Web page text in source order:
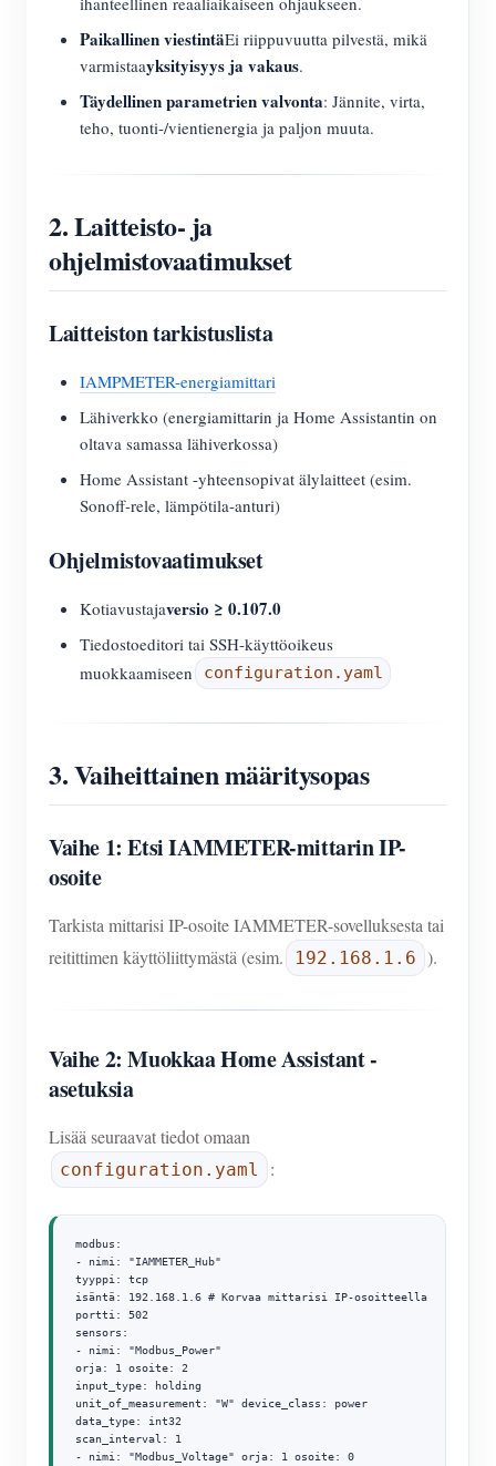
Paikallinen viestintäEi riippuvuutta pilvestä, mikä
varmistaayksityisyys ja vakaus.
Täydellinen parametrien valvonta: Jännite, virta,
teho, tuonti-/vientienergia ja paljon muuta.
2. Laitteisto- ja
ohjelmistovaatimukset
Laitteiston tarkistuslista
IAMPMETER-energiamittari
Lähiverkko (energiamittarin ja Home Assistantin on
oltava samassa lähiverkossa)
Home Assistant -yhteensopivat älylaitteet (esim.
Sonoff-rele, lämpötila-anturi)
Ohjelmistovaatimukset
Kotiavustajaversio ≥ 0.107.0
Tiedostoeditori tai SSH-käyttöoikeus
muokkaamiseen
configuration.yaml
3. Vaiheittainen määritysopas
Vaihe 1: Etsi IAMMETER-mittarin IP-
osoite
Tarkista mittarisi IP-osoite IAMMETER-sovelluksesta tai
reitittimen käyttöliittymästä (esim.
192.168.1.6 ).
Vaihe 2: Muokkaa Home Assistant -
asetuksia
Lisää seuraavat tiedot omaan
configuration.yaml :
modbus:
- nimi: "IAMMETER_Hub"
tyyppi: tcp
isäntä: 192.168.1.6 # Korvaa mittarisi IP-osoitteella
portti: 502
sensors:
- nimi: "Modbus_Power"
orja: 1 osoite: 2
input_type: holding
unit_of_measurement: "W" device_class: power
data_type: int32
scan_interval: 1
- nimi: "Modbus_Voltage" orja: 1 osoite: 0